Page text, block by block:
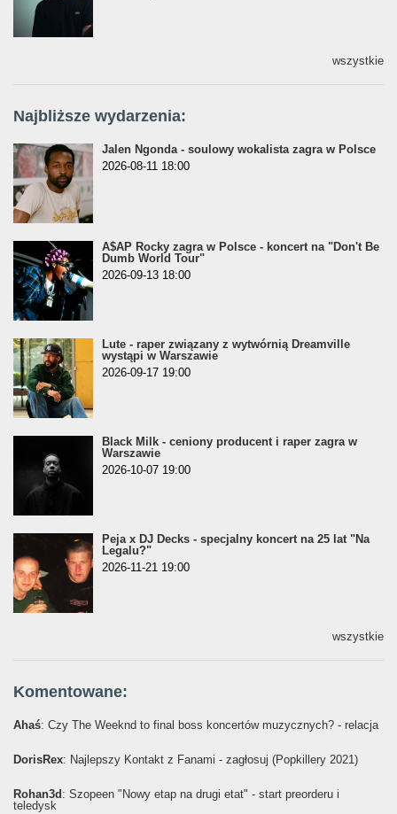
wszystkie
Najbliższe wydarzenia:
Jalen Ngonda - soulowy wokalista zagra w Polsce
2026-08-11 18:00
A$AP Rocky zagra w Polsce - koncert na "Don't Be
Dumb World Tour"
2026-09-13 18:00
Lute - raper związany z wytwórnią Dreamville
wystąpi w Warszawie
2026-09-17 19:00
Black Milk - ceniony producent i raper zagra w
Warszawie
2026-10-07 19:00
Peja x DJ Decks - specjalny koncert na 25 lat "Na
Legalu?"
2026-11-21 19:00
wszystkie
Komentowane:
Ahaś: Czy The Weeknd to final boss koncertów muzycznych? - relacja
DorisRex: Najlepszy Kontakt z Fanami - zagłosuj (Popkillery 2021)
Rohan3d : Szopeen "Nowy etap na drugi etat" - start preorderu i
teledysk